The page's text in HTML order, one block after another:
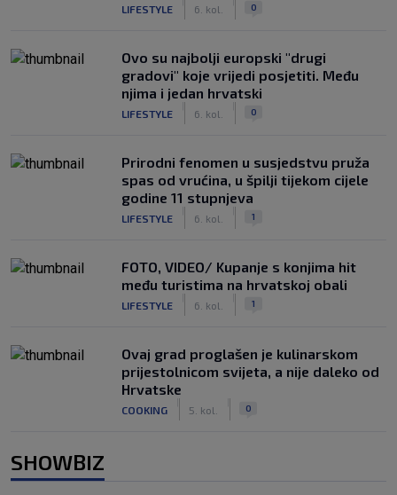
LIFESTYLE 6. kol. 0
Ovo su najbolji europski "drugi
gradovi" koje vrijedi posjetiti. Među
njima i jedan hrvatski
LIFESTYLE 6. kol. 0
Prirodni fenomen u susjedstvu pruža
spas od vrućina, u špilji tijekom cijele
godine 11 stupnjeva
LIFESTYLE 6. kol. 1
FOTO, VIDEO/ Kupanje s konjima hit
među turistima na hrvatskoj obali
LIFESTYLE 6. kol. 1
Ovaj grad proglašen je kulinarskom
prijestolnicom svijeta, a nije daleko od
Hrvatske
COOKING 5. kol. 0
SHOWBIZ